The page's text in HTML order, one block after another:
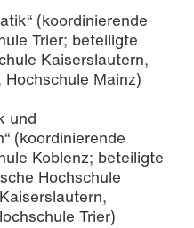
(koordinierende
Trier; beteiligte
Kaiserslautern,
Mainz)
und
(koordinierende
Koblenz; beteiligte
Hochschule
Trier)